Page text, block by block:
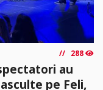
288
au
pe Feli,